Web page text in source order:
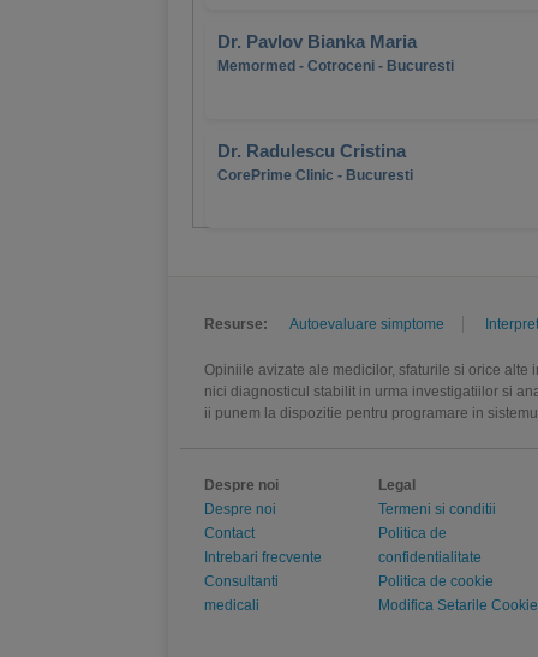
Dr. Pavlov Bianka Maria
Memormed - Cotroceni - Bucuresti
Dr. Radulescu Cristina
CorePrime Clinic - Bucuresti
Resurse: Autoevaluare simptome
Opiniile avizate ale medicilor, sfaturile si orice
nici diagnosticul stabilit in urma investigatiilor si
ii punem la dispozitie pentru programare in
Despre noi
Despre noi
Contact
Intrebari frecvente
Consultanti
medicali
Legal
Termeni si conditii
Politica de
confidentialitate
Politica de cookie
Modifica Setarile Cookie